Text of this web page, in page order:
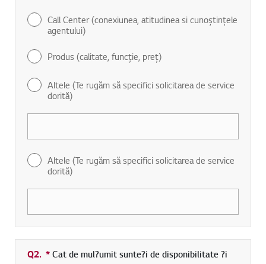
Call Center (conexiunea, atitudinea si cunoştinţele
agentului)
Produs (calitate, funcţie, preţ)
Altele (Te rugăm să specifici solicitarea de service
dorită)
Altele (Te rugăm să specifici solicitarea de service
dorită)
Q2. *Camp obligatoriu
Cat de mul?umit sunte?i de disponibilitate ?i